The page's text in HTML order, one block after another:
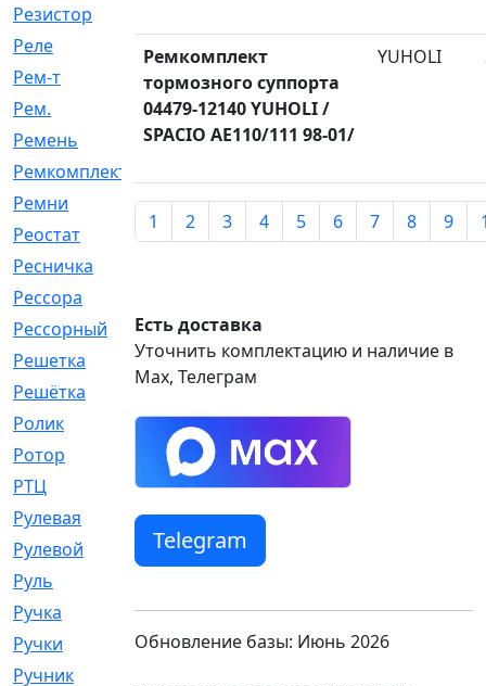
Резистор
Реле
Рем-т
[7]
Рем.
[2]
Ремень
[2060]
Ремкомплект
Ремни
[21]
Реостат
[1]
Ресничка
Рессора
Рессорный
[107]
Решетка
[21]
Решётка
[101]
Ролик
[790]
Ротор
[2]
РТЦ
[475]
Рулевая
[974]
Рулевой
[585]
Руль
Ручка
[29]
Ручки
[3]
Ручник
Ремкомплект
тормозного суппорта
04479-12140 YUHOLI /
SPACIO AE110/111 98-01/
YUHOLI
1 2 3 4 5 6 7 8 9
Есть доставка
Уточнить комплектацию и наличие в
Max, Телеграм
Telegram
Обновление базы: Июнь 2026